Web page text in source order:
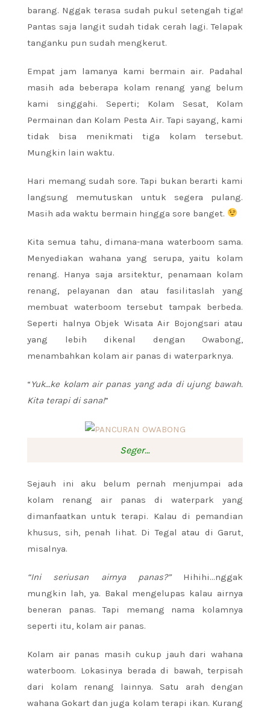
barang. Nggak terasa sudah pukul setengah tiga!
Pantas saja langit sudah tidak cerah lagi. Telapak
tanganku pun sudah mengkerut.
Empat jam lamanya kami bermain air. Padahal
masih ada beberapa kolam renang yang belum
kami singgahi. Seperti; Kolam Sesat, Kolam
Permainan dan Kolam Pesta Air. Tapi sayang, kami
tidak bisa menikmati tiga kolam tersebut.
Mungkin lain waktu.
Hari memang sudah sore. Tapi bukan berarti kami
langsung memutuskan untuk segera pulang.
Masih ada waktu bermain hingga sore banget.
Kita semua tahu, dimana-mana waterboom sama.
Menyediakan wahana yang serupa, yaitu kolam
renang. Hanya saja arsitektur, penamaan kolam
renang, pelayanan dan atau fasilitaslah yang
membuat waterboom tersebut tampak berbeda.
Seperti halnya Objek Wisata Air Bojongsari atau
yang lebih dikenal dengan Owabong,
menambahkan kolam air panas di waterparknya.
“Yuk…ke kolam air panas yang ada di ujung bawah.
Kita terapi di sana!”
Seger…
Sejauh ini aku belum pernah menjumpai ada
kolam renang air panas di waterpark yang
dimanfaatkan untuk terapi. Kalau di pemandian
khusus, sih, penah lihat. Di Tegal atau di Garut,
misalnya.
“Ini seriusan airnya panas?”Hihihi…nggak
mungkin lah, ya. Bakal mengelupas kalau airnya
beneran panas. Tapi memang nama kolamnya
seperti itu, kolam air panas.
Kolam air panas masih cukup jauh dari wahana
waterboom. Lokasinya berada di bawah, terpisah
dari kolam renang lainnya. Satu arah dengan
wahana Gokart dan juga kolam terapi ikan. Kurang